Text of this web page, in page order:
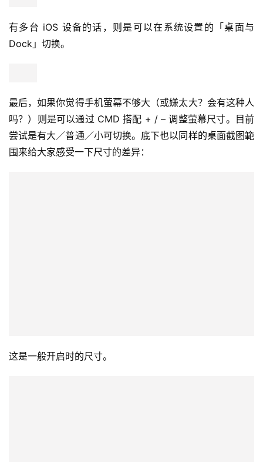
有多台 iOS 设备的话，则是可以在系统设置的「桌面与
Dock」切换。
最后，如果你觉得手机萤幕不够大（或嫌太大？会有这种人
吗？）则是可以通过 CMD 搭配 + / – 调整萤幕尺寸。目前
尝试是有大／普通／小可切换。底下也以同样的桌面截图範
围来给大家感受一下尺寸的差异：
这是一般开启时的尺寸。